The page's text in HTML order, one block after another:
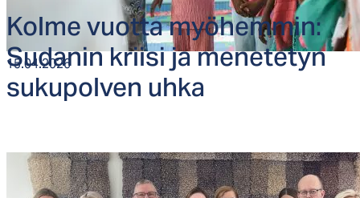
15.04.2026
Kol­me vuot­ta myö­hem­min:
Su­da­nin krii­si ja me­ne­te­tyn
su­ku­pol­ven uh­ka